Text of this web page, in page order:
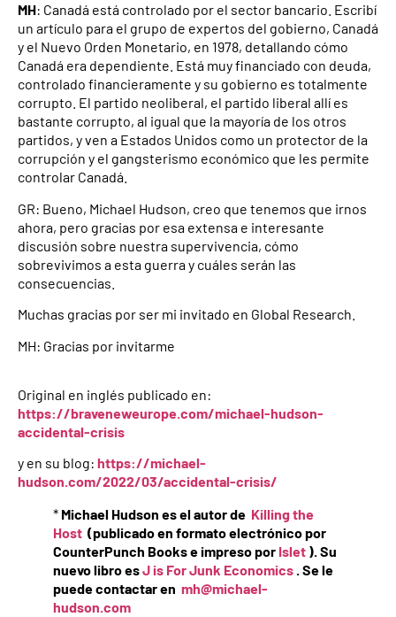
MH: Canadá está controlado por el sector bancario. Escribí
un artículo para el grupo de expertos del gobierno, Canadá
y el Nuevo Orden Monetario, en 1978, detallando cómo
Canadá era dependiente. Está muy financiado con deuda,
controlado financieramente y su gobierno es totalmente
corrupto. El partido neoliberal, el partido liberal allí es
bastante corrupto, al igual que la mayoría de los otros
partidos, y ven a Estados Unidos como un protector de la
corrupción y el gangsterismo económico que les permite
controlar Canadá.
GR: Bueno, Michael Hudson, creo que tenemos que irnos
ahora, pero gracias por esa extensa e interesante
discusión sobre nuestra supervivencia, cómo
sobrevivimos a esta guerra y cuáles serán las
consecuencias.
Muchas gracias por ser mi invitado en Global Research.
MH: Gracias por invitarme
Original en inglés publicado en:
https://braveneweurope.com/michael-hudson-
accidental-crisis
y en su blog: https://michael-
hudson.com/2022/03/accidental-crisis/
* Michael Hudson es el autor de Killing the
Host (publicado en formato electrónico por
CounterPunch Books e impreso por Islet ). Su
nuevo libro esJ is For Junk Economics . Se le
puede contactar en mh@michael-
hudson.com